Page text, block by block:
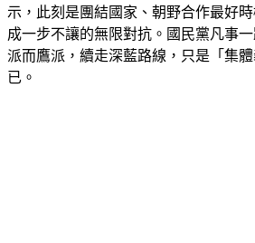
示，此刻是團結國家、朝野合作最好
成一步不讓的無限對抗。國民黨凡事
派而鷹派，續走深藍路線，只是「集
已。